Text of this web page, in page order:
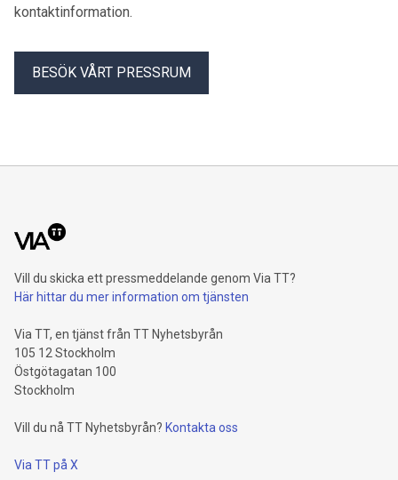
kontaktinformation.
BESÖK VÅRT PRESSRUM
Vill du skicka ett pressmeddelande genom Via TT?
Här hittar du mer information om tjänsten
Via TT, en tjänst från TT Nyhetsbyrån
105 12 Stockholm
Östgötagatan 100
Stockholm
Vill du nå TT Nyhetsbyrån? Kontakta oss
Via TT på X